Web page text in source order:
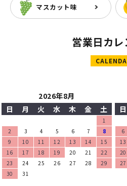
マスカット味
営業日カレ
2026年8月
日
月 火 水 木 金 土
1
2
3 4 5 6 7
8
9
10 11 12 13 14
15
16
17 18 19 20 21
22
23
24 25 26 27 28
29
30
31
日
6
13
20
27